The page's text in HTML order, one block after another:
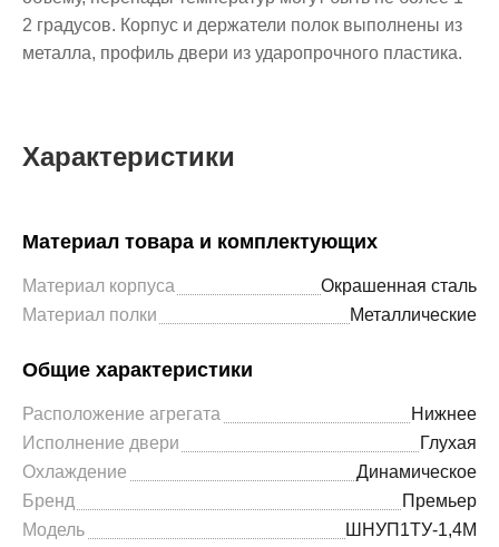
2 градусов. Корпус и держатели полок выполнены из
металла, профиль двери из ударопрочного пластика.
Характеристики
Материал товара и комплектующих
Материал корпуса
Окрашенная сталь
Материал полки
Металлические
Общие характеристики
Расположение агрегата
Нижнее
Исполнение двери
Глухая
Охлаждение
Динамическое
Бренд
Премьер
Модель
ШНУП1ТУ-1,4М